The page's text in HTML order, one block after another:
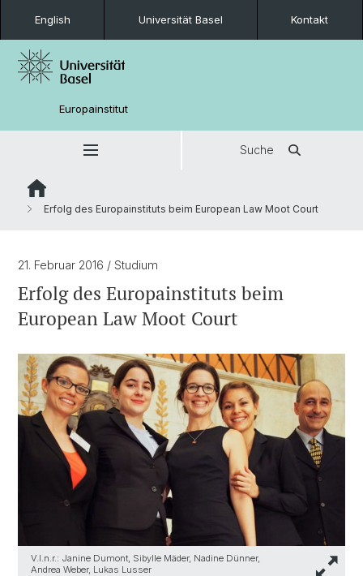
English Universität Basel Kontakt
Europainstitut
Suche
Erfolg des Europainstituts beim European Law Moot Court
21. Februar 2016 / Studium
Erfolg des Europainstituts beim
European Law Moot Court
V.l.n.r.: Janine Dumont, Sibylle Mäder, Nadine Dünner,
Andrea Weber, Lukas Lusser